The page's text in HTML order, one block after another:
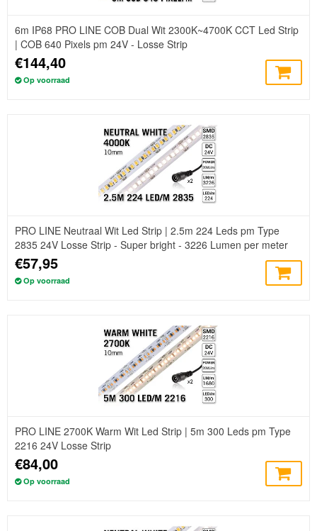
6m IP68 PRO LINE COB Dual Wit 2300K~4700K CCT Led Strip
| COB 640 Pixels pm 24V - Losse Strip
€144,40
Op voorraad
PRO LINE Neutraal Wit Led Strip | 2.5m 224 Leds pm Type
2835 24V Losse Strip - Super bright - 3226 Lumen per meter
€57,95
Op voorraad
PRO LINE 2700K Warm Wit Led Strip | 5m 300 Leds pm Type
2216 24V Losse Strip
€84,00
Op voorraad